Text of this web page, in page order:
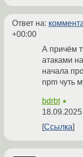
Ответ на:
+00:00
А причём
атаками
начала
npm чуть
bdrbt ★
Ссылка